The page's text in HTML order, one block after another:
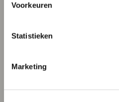
Voorkeuren
Statistieken
Marketing
Wandframe
Op maat gemaakt
E-mailadres